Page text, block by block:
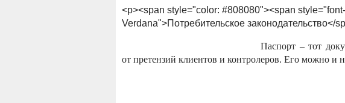
<p><span style="color: #808080"><span
Verdana">Потребительское законодательство</
Паспорт – тот
от претензий клиентов и контролеров. Его можно и